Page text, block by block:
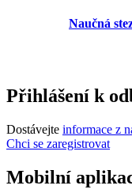
Naučná
Přihlášení k
Dostávejte informace z
Chci se zaregistrovat
Mobilní